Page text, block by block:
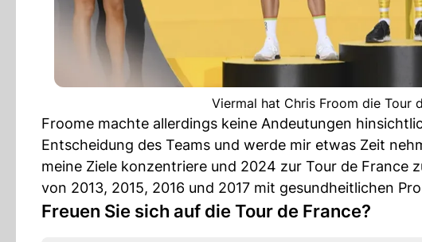
Viermal hat Chris Froom die Tour
Froome machte allerdings keine Andeutungen
Entscheidung des Teams und werde mir etwas Zeit
meine Ziele konzentriere und 2024 zur Tour de France
von 2013, 2015, 2016 und 2017 mit gesundheitlichen
Freuen Sie sich auf die Tour de France?